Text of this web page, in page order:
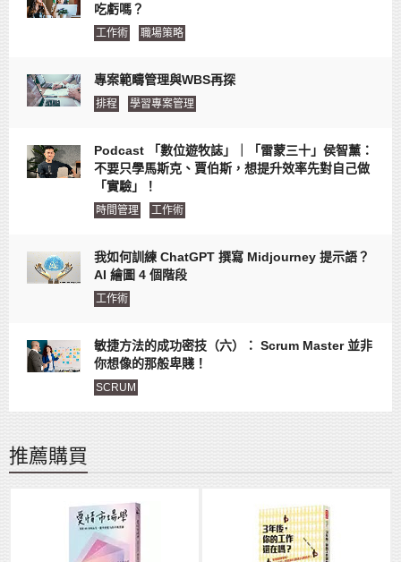
吃虧嗎？
工作術 職場策略
專案範疇管理與WBS再探
排程 學習專案管理
Podcast 「數位遊牧誌」｜「雷蒙三十」侯智薰：
不要只學馬斯克、賈伯斯，想提升效率先對自己做
「實驗」！
時間管理 工作術
我如何訓練 ChatGPT 撰寫 Midjourney 提示語？
AI 繪圖 4 個階段
工作術
敏捷方法的成功密技（六）： Scrum Master 並非
你想像的那般卑賤！
SCRUM
推薦購買